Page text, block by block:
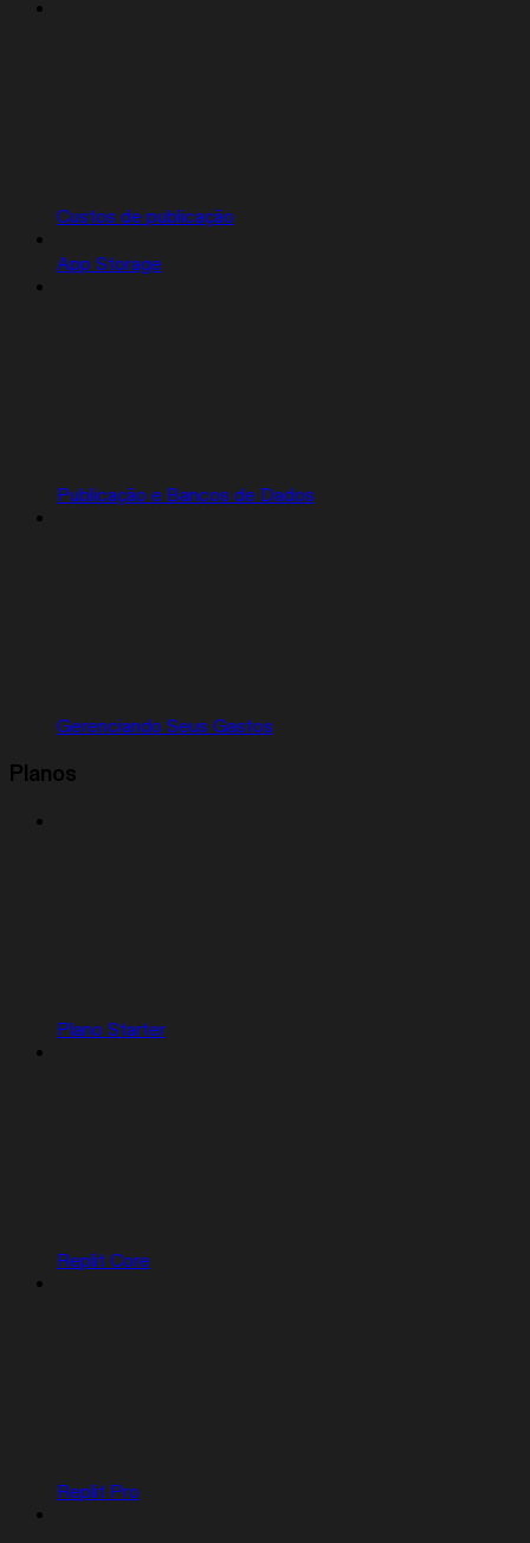
Custos de publicação
App Storage
Publicação e Bancos de Dados
Gerenciando Seus Gastos
Planos
Plano Starter
Replit Core
Replit Pro